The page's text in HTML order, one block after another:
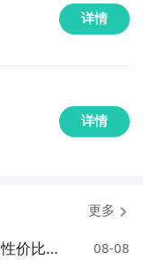
详情
详情
更多
价比与
08-08